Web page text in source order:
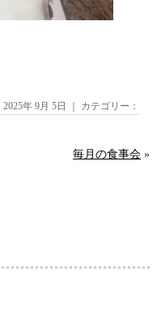
2025年 9月 5日 ｜ カテゴリー：
毎月の食事会 »